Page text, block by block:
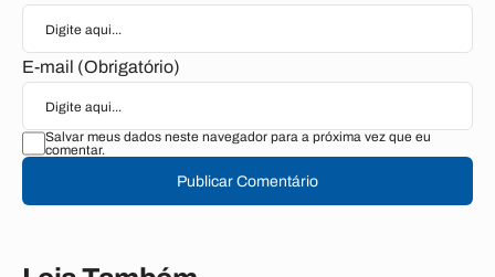
E-mail (Obrigatório)
Salvar meus dados neste navegador para a próxima vez que eu
comentar.
Publicar Comentário